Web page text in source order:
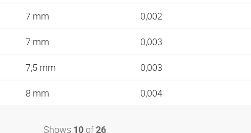
7 mm 0,002
7 mm 0,003
7,5 mm 0,003
8 mm 0,004
Shows 10 of 26